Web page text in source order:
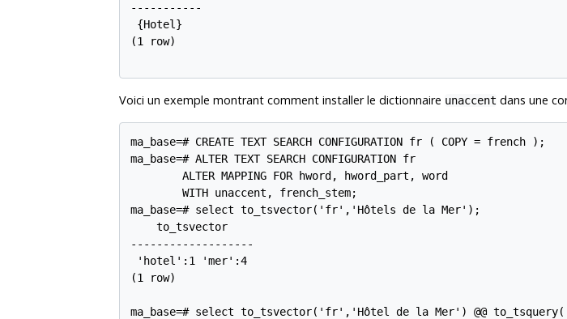
-----------
{Hotel}
(1 row)
Voici un exemple montrant comment installer le dictionnaire unaccent dans une
ma_base=# CREATE TEXT SEARCH CONFIGURATION fr ( COPY = french );
ma_base=# ALTER TEXT SEARCH CONFIGURATION fr
        ALTER MAPPING FOR hword, hword_part, word
        WITH unaccent, french_stem;
ma_base=# select to_tsvector('fr','Hôtels de la Mer');
    to_tsvector
-------------------
'hotel':1 'mer':4
(1 row)
ma_base=# select to_tsvector('fr','Hôtel de la Mer') @@